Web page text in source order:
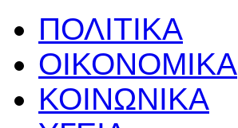
ΠΟΛΙΤΙΚΑ
ΟΙΚΟΝΟΜΙΚΑ
ΚΟΙΝΩΝΙΚΑ